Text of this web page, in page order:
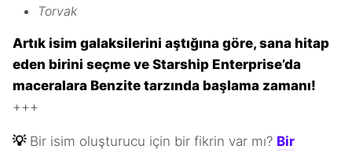
Torvak
Artık isim galaksilerini aştığına göre, sana hitap
eden birini seçme ve Starship Enterprise’da
maceralara Benzite tarzında başlama zamanı!
+++
💡 Bir isim oluşturucu için bir fikrin var mı? Bir